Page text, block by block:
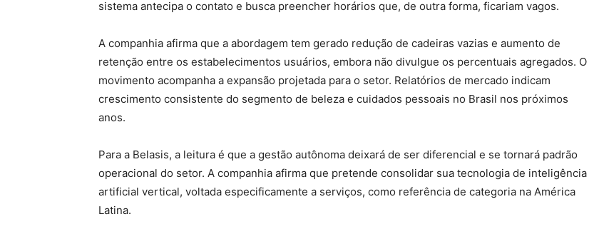
sistema antecipa o contato e busca preencher horários que, de outra forma, ficariam vagos.
A companhia afirma que a abordagem tem gerado redução de cadeiras vazias e aumento de
retenção entre os estabelecimentos usuários, embora não divulgue os percentuais agregados. O
movimento acompanha a expansão projetada para o setor. Relatórios de mercado indicam
crescimento consistente do segmento de beleza e cuidados pessoais no Brasil nos próximos
anos.
Para a Belasis, a leitura é que a gestão autônoma deixará de ser diferencial e se tornará padrão
operacional do setor. A companhia afirma que pretende consolidar sua tecnologia de inteligência
artificial vertical, voltada especificamente a serviços, como referência de categoria na América
Latina.